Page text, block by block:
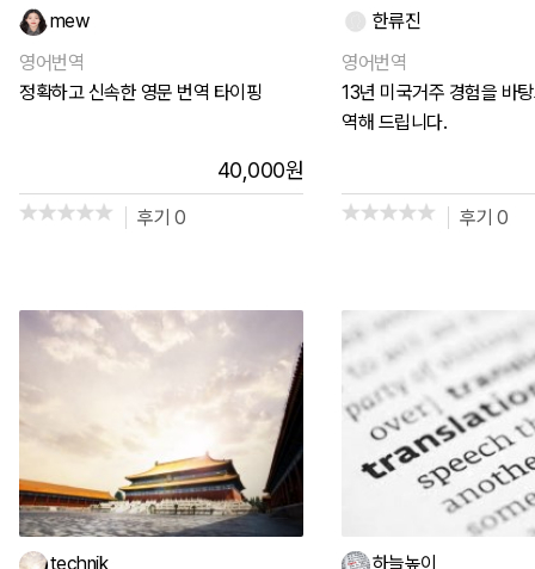
mew
영어번역
정확하고 신속한 영문 번역 타이핑
40,000원
후기 0
한류진
영어번역
13년 미국거주 경험을 바
역해 드립니다.
후기 0
technik
하늘높이